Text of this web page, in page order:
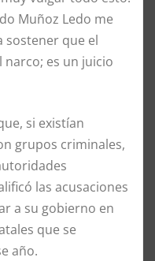
Muñoz Ledo me
sostener que el
es un juicio
si existían
grupos criminales,
las acusaciones
a su gobierno en
que se
año.